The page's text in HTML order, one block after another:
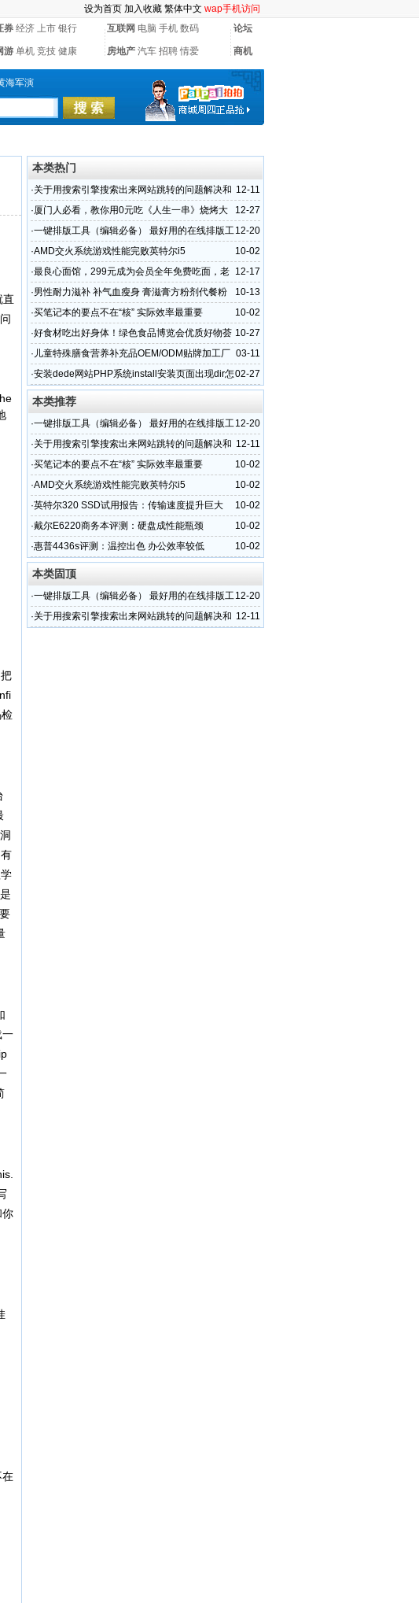
设为首页 加入收藏 繁体中文 wap手机访问
券 经济 上市 银行 互联网 电脑 手机 数码 论坛
游 单机 竞技 健康 房地产 汽车 招聘 情爱 商机
海军演
直
一
你
本类热门
12-11
·关于用搜索引擎搜索出来网站跳转的问题解决和
常见的挂马代码
12-27
·厦门人必看，教你用0元吃《人生一串》烧烤大
餐！
12-20
·一键排版工具（编辑必备） 最好用的在线排版工
具
10-02
·AMD交火系统游戏性能完败英特尔i5
12-17
·最良心面馆，299元成为会员全年免费吃面，老
愚公面馆好吃不贵
10-13
·男性耐力滋补 补气血瘦身 膏滋膏方粉剂代餐粉
贴牌加工OEM
10-02
·买笔记本的要点不在“核” 实际效率最重要
10-27
·好食材吃出好身体！绿色食品博览会优质好物荟
萃，你舍得错过？
03-11
· 儿童特殊膳食营养补充品OEM/ODM贴牌加工厂
家华源晨泰
02-27
·安装dede网站PHP系统install安装页面出现dir怎
本类推荐
12-20
·一键排版工具（编辑必备） 最好用的在线排版工
具
12-11
·关于用搜索引擎搜索出来网站跳转的问题解决和
常见的挂马代码
10-02
·买笔记本的要点不在“核” 实际效率最重要
10-02
·AMD交火系统游戏性能完败英特尔i5
10-02
·英特尔320 SSD试用报告：传输速度提升巨大
10-02
·戴尔E6220商务本评测：硬盘成性能瓶颈
10-02
·惠普4436s评测：温控出色 办公效率较低
本类固顶
12-20
·一键排版工具（编辑必备） 最好用的在线排版工
具
12-11
·关于用搜索引擎搜索出来网站跳转的问题解决和